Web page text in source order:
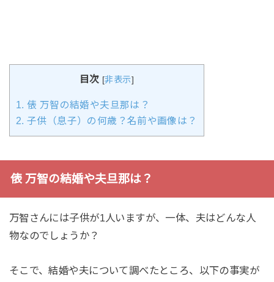
目次 [非表示]
1. 俵 万智の結婚や夫旦那は？
2. 子供（息子）の何歳？名前や画像は？
俵 万智の結婚や夫旦那は？
万智さんには子供が1人いますが、一体、夫はどんな人
物なのでしょうか？
そこで、結婚や夫について調べたところ、以下の事実が